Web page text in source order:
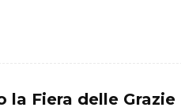
la Fiera delle Grazie